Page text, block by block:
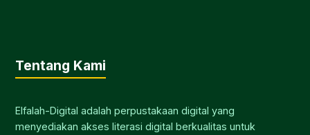
Tentang Kami
Elfalah-Digital adalah perpustakaan digital yang
menyediakan akses literasi digital berkualitas untuk